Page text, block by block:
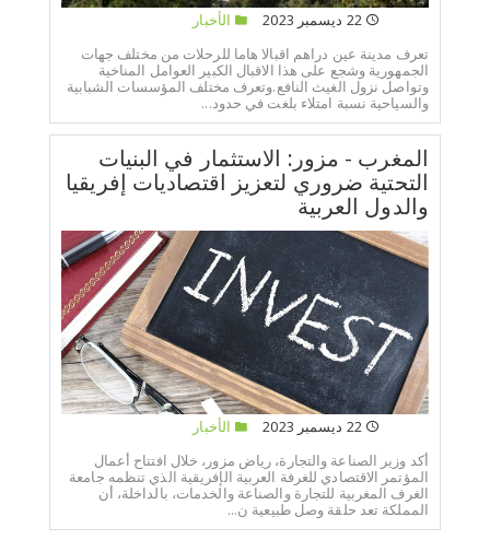
22 ديسمبر 2023
الأخبار
تعرف مدينة عين دراهم اقبالا هاما للرحلات من مختلف جهات
الجمهورية وشجع على هذا الاقبال الكبير العوامل المناخية
وتواصل نزول الغيث النافع.وتعرف مختلف المؤسسات الشبابية
والسياحية نسبة امتلاء بلغت في حدود...
المغرب - مزور: الاستثمار في البنيات
التحتية ضروري لتعزيز اقتصاديات إفريقيا
والدول العربية
22 ديسمبر 2023
الأخبار
أكد وزير الصناعة والتجارة، رياض مزور، خلال افتتاح أعمال
المؤتمر الاقتصادي للغرفة العربية الإفريقية الذي تنظمه جامعة
الغرف المغربية للتجارة والصناعة والخدمات، بالداخلة، أن
المملكة تعد حلقة وصل طبيعية ن...